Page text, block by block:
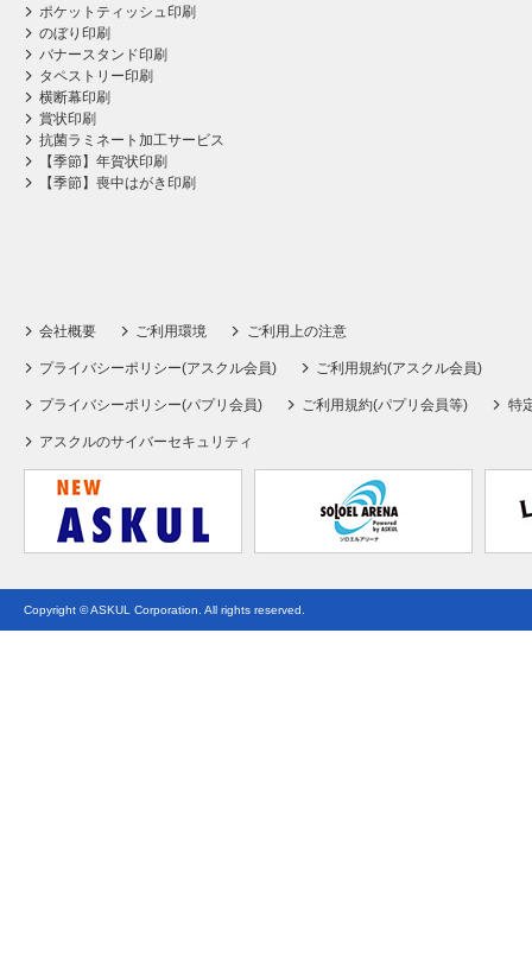
ポケットティッシュ印刷
のぼり印刷
バナースタンド印刷
タペストリー印刷
横断幕印刷
賞状印刷
抗菌ラミネート加工サービス
【季節】年賀状印刷
【季節】喪中はがき印刷
会社概要 ご利用環境 ご利用上の注意
プライバシーポリシー(アスクル会員) ご利用規約(アスクル会員)
プライバシーポリシー(パプリ会員) ご利用規約(パプリ会員等) 特
アスクルのサイバーセキュリティ
Copyright © ASKUL Corporation. All rights reserved.